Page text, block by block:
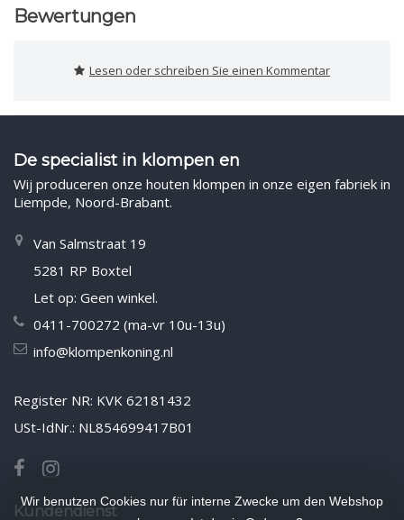
Bewertungen
Lesen oder schreiben Sie einen Kommentar
De specialist in klompen en
Wij produceren onze houten klompen in onze eigen fabriek in
Liempde, Noord-Brabant.
Van Salmstraat 19
5281 RP Boxtel
Let op: Geen winkel.
0411-700272 (ma-vr 10u-13u)
info@klompenkoning.nl
Register NR: KVK 62181432
USt-IdNr.: NL854699417B01
Kundendienst
Wir benutzen Cookies nur für interne Zwecke um den Webshop